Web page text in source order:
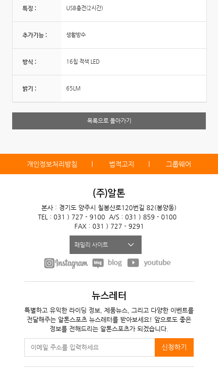
특징 : USB충전(2시간)
추가기능 : 생활방수
방식 : 16칩 적색 LED
밝기 : 65LM
목록으로 돌아가기
개인정보처리방침 법적고지 그룹웨어
(주)알톤
본사 : 경기도 양주시 칠봉산로120번길 82(봉양동)
TEL : 031 ) 727 - 9100
A/S : 031 ) 859 - 0100
FAX : 031 ) 727 - 9291
패밀리 사이트
뉴스레터
특별하고 유익한 라이딩 정보, 제품뉴스, 그리고 다양한 이벤트를
전달해주는 알톤스포츠 뉴스레터를 받아보세요! 앞으로도 좋은
정보를 전해드리는 알톤스포츠가 되겠습니다.
신청하기